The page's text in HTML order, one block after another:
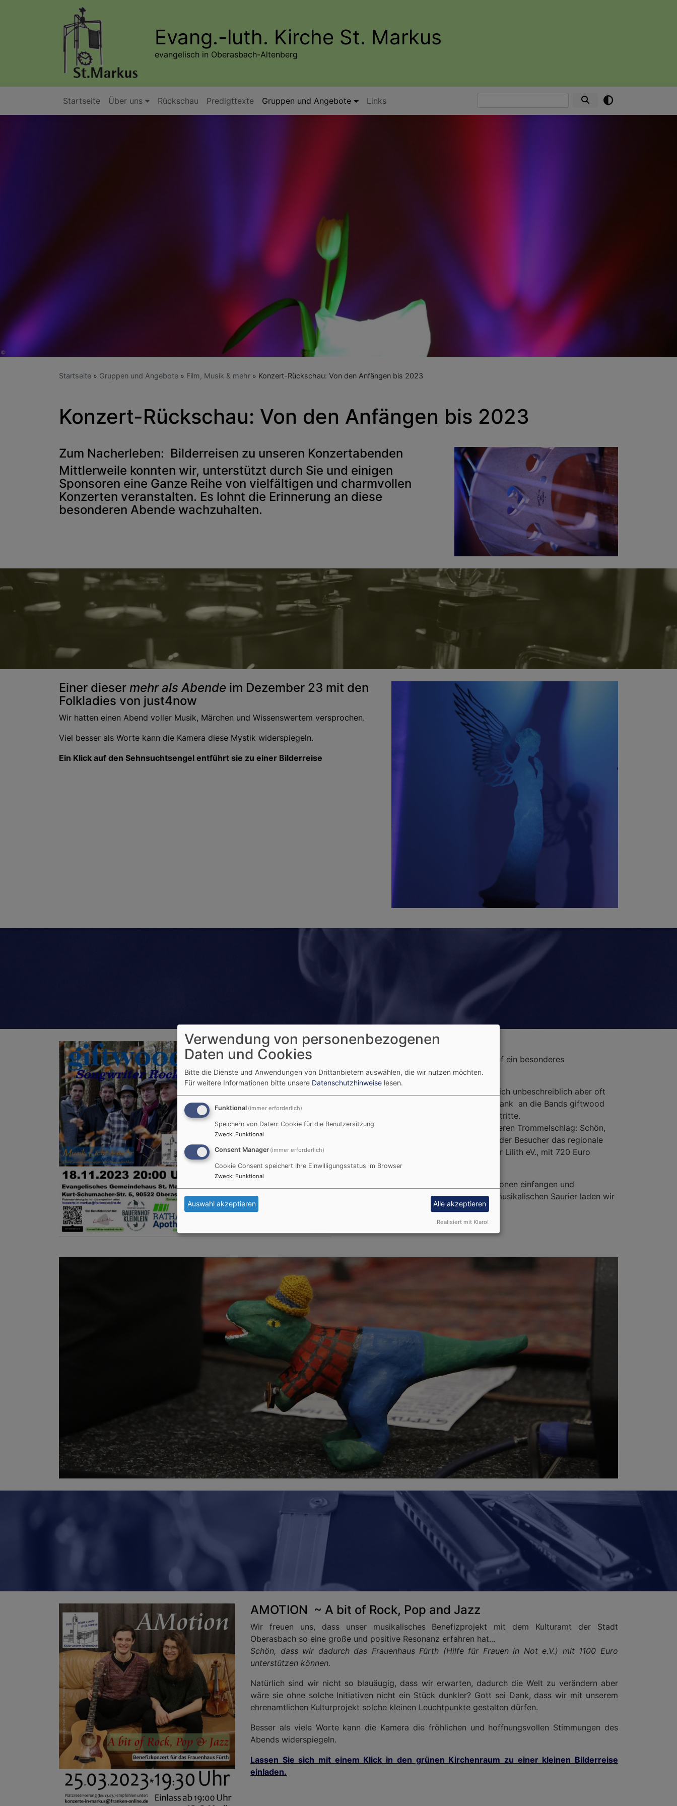
Evang.-luth. Kirche St. Markus
evangelisch in Oberasbach-Altenberg
Hauptnavigation
Startseite Über uns Rückschau Predigttexte Gruppen und Angebote Links
Startseite Gruppen und Angebote Film, Musik & mehr Konzert-Rückschau: Von den Anfängen bis 2023
Konzert-Rückschau: Von den Anfängen bis 2023
Zum Nacherleben: Bilderreisen zu unseren Konzertabenden
Mittlerweile konnten wir, unterstützt durch Sie und einigen
Sponsoren eine Ganze Reihe von vielfältigen und charmvollen
Konzerten veranstalten. Es lohnt die Erinnerung an diese
besonderen Abende wachzuhalten.
Einer dieser mehr als Abende im Dezember 23 mit den
Folkladies von just4now
Wir hatten einen Abend voller Musik, Märchen und Wissenswertem versprochen.
Viel besser als Worte kann die Kamera diese Mystik widerspiegeln.
Ein Klick auf den Sehnsuchtsengel entführt sie zu einer Bilderreise
Dem Novemberblues getrotzt!
Musik, Licht und mehr - Ein Rückblick auf ein besonderes
Gemeindefest
Musik ist immer subjektiv und ist eigentlich unbeschreiblich aber oft
weckt sie Glücksmomente. Herzlichen Dank an die Bands giftwood
und tillmann, für deren begeisternde Auftritte.
Und dann gibt es da noch einen besonderen Trommelschlag: Schön,
dass wir mit unserem Fest und mit Hilfe der Besucher das regionale
Drogenhilfeprojekt für Frauen und Kinder Lilith eV., mit 720 Euro
unterstützen können!
Die Kamera kann einen Teil dieser Emotionen einfangen und
widerspiegeln. Mit einem Klick auf den musikalischen Saurier laden wir
Sie auf eine Bilderreise ein...
AMOTION ~ A bit of Rock, Pop and Jazz
Wir freuen uns, dass unser musikalisches Benefizprojekt mit dem Kulturamt der Stadt
Oberasbach so eine große und positive Resonanz erfahren hat...
Schön, dass wir dadurch das Frauenhaus Fürth (Hilfe für Frauen in Not e.V.) mit 1100 Euro
unterstützen können.
Natürlich sind wir nicht so blauäugig, dass wir erwarten, dadurch die Welt zu verändern aber
wäre sie ohne solche Initiativen nicht ein Stück dunkler? Gott sei Dank, dass wir mit unserem
ehrenamtlichen Kulturprojekt solche kleinen Leuchtpunkte gestalten dürfen.
Besser als viele Worte kann die Kamera die fröhlichen und hoffnungsvollen Stimmungen des
Abends widerspiegeln.
Lassen Sie sich mit einem Klick in den grünen Kirchenraum zu einer kleinen Bilderreise
einladen.
Verwendung von personenbezogenen
Daten und Cookies
Bitte die Dienste und Anwendungen von Drittanbietern auswählen, die wir nutzen möchten.
Für weitere Informationen bitte unsere Datenschutzhinweise lesen.
Funktional (immer erforderlich)
Speichern von Daten: Cookie für die Benutzersitzung
Zweck: Funktional
Consent Manager (immer erforderlich)
Cookie Consent speichert Ihre Einwilligungsstatus im Browser
Zweck: Funktional
Auswahl akzeptieren Alle akzeptieren
Realisiert mit Klaro!